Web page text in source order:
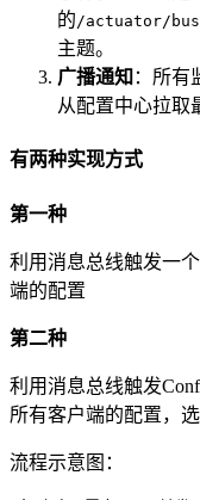
的/actuator/
主题。
广播通知 ：所有
从配置中心拉取
有两种实现方式
第一种
利用消息总线触发一
端的配置
第二种
利用消息总线触发
所有客户端的配置，
流程示意图：